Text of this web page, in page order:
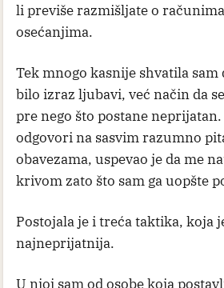
li previše razmišljate o
osećanjima.
Tek mnogo kasnije shvatila
bilo izraz ljubavi, već način da
pre nego što postane
odgovori na sasvim razumno
obavezama, uspevao je da me
krivom zato što sam ga uopšte
Postojala je i treća taktika, koja
najneprijatnija.
U njoj sam od osobe koja